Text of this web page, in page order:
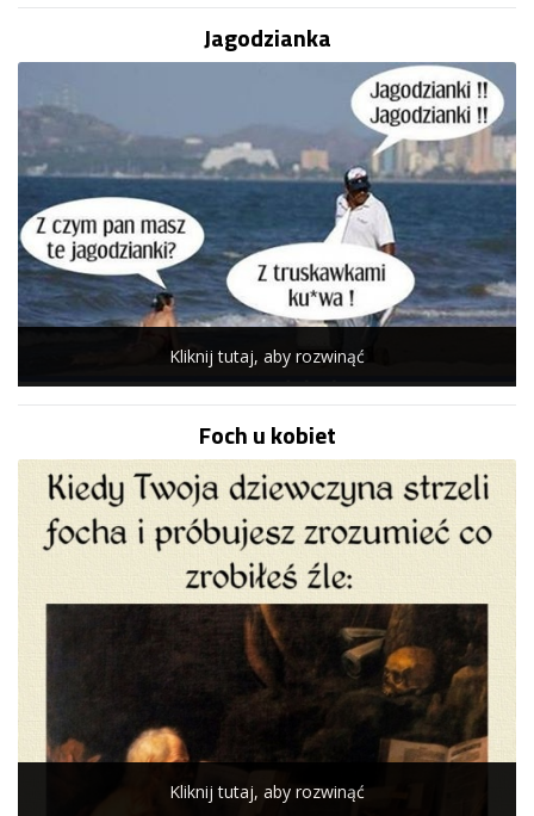
Jagodzianka
Kliknij tutaj, aby rozwinąć
Foch u kobiet
Kliknij tutaj, aby rozwinąć